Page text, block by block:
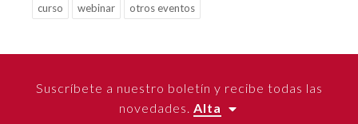
curso
webinar otros eventos
Suscríbete a nuestro boletín y recibe todas las
novedades. Alta